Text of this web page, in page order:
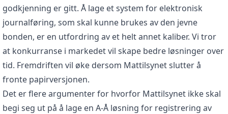
godkjenning er gitt. Å lage et system for elektronisk
journalføring, som skal kunne brukes av den jevne
bonden, er en utfordring av et helt annet kaliber. Vi tror
at konkurranse i markedet vil skape bedre løsninger over
tid. Fremdriften vil øke dersom Mattilsynet slutter å
fronte papirversjonen.
Det er flere argumenter for hvorfor Mattilsynet ikke skal
begi seg ut på å lage en A-Å løsning for registrering av